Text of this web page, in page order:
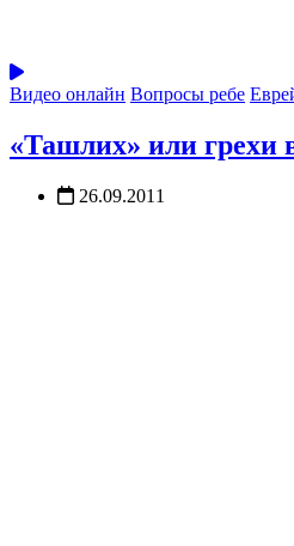
Видео онлайн Вопросы ребе
«Ташлих» или грехи
26.09.2011